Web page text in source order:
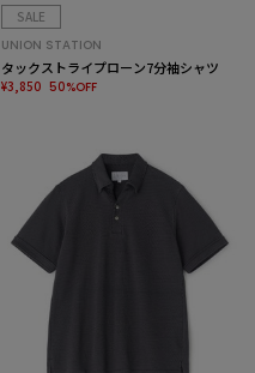
SALE
UNION STATION
タックストライプローン7分袖シャツ
¥3,850 50%OFF